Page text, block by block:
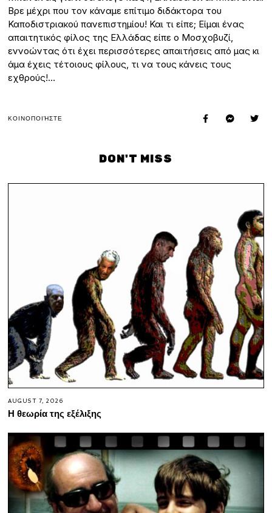
Βρε μέχρι που τον κάναμε επίτιμο διδάκτορα του
Καποδιστριακού πανεπιστημίου! Και τι είπε; Είμαι ένας
απαιτητικός φίλος της Ελλάδας είπε ο Μοσχοβυζί,
εννοώντας ότι έχει περισσότερες απαιτήσεις από μας κι
άμα έχεις τέτοιους φίλους, τι να τους κάνεις τους
εχθρούς!…
ΚΟΙΝΟΠΟΙΉΣΤΕ
DON'T MISS
AUGUST 7, 2026
Η θεωρία της εξέλιξης